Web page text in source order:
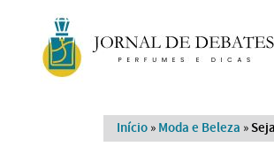
Início » Moda e Beleza »